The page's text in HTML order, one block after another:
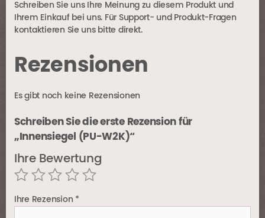
Schreiben Sie uns Ihre Meinung zu diesem Produkt und
Ihrem Einkauf bei uns. Für Support- und Produkt-Fragen
kontaktieren Sie uns bitte direkt.
Rezensionen
Es gibt noch keine Rezensionen
Schreiben Sie die erste Rezension für
„Innensiegel (PU-W2K)“
Ihre Bewertung
Ihre Rezension *